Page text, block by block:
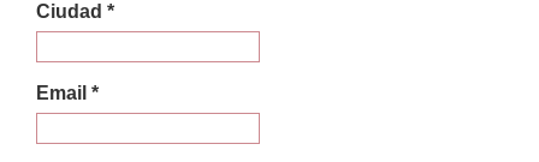
Ciudad *
Email *